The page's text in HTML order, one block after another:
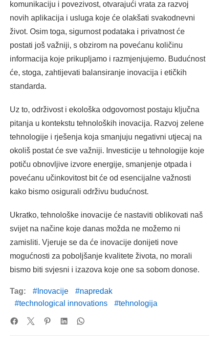
komunikaciju i povezivost, otvarajući vrata za razvoj
novih aplikacija i usluga koje će olakšati svakodnevni
život. Osim toga, sigurnost podataka i privatnost će
postati još važniji, s obzirom na povećanu količinu
informacija koje prikupljamo i razmjenjujemo. Budućnost
će, stoga, zahtijevati balansiranje inovacija i etičkih
standarda.
Uz to, održivost i ekološka odgovornost postaju ključna
pitanja u kontekstu tehnoloških inovacija. Razvoj zelene
tehnologije i rješenja koja smanjuju negativni utjecaj na
okoliš postat će sve važniji. Investicije u tehnologije koje
potiču obnovljive izvore energije, smanjenje otpada i
povećanu učinkovitost bit će od esencijalne važnosti
kako bismo osigurali održivu budućnost.
Ukratko, tehnološke inovacije će nastaviti oblikovati naš
svijet na načine koje danas možda ne možemo ni
zamisliti. Vjeruje se da će inovacije donijeti nove
mogućnosti za poboljšanje kvalitete života, no morali
bismo biti svjesni i izazova koje one sa sobom donose.
Tag: Inovacije
napredak
technological innovations
tehnologija